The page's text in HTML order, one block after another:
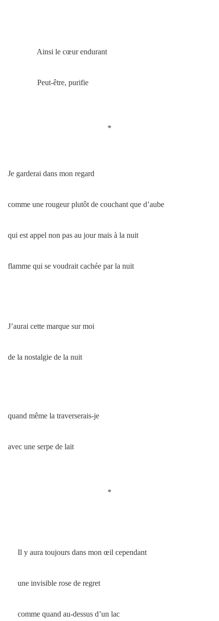
Ainsi le cœur endurant
Peut-être, purifie
*
Je garderai dans mon regard
comme une rougeur plutôt de couchant que d’aube
qui est appel non pas au jour mais à la nuit
flamme qui se voudrait cachée par la nuit
J’aurai cette marque sur moi
de la nostalgie de la nuit
quand même la traverserais-je
avec une serpe de lait
*
Il y aura toujours dans mon œil cependant
une invisible rose de regret
comme quand au-dessus d’un lac